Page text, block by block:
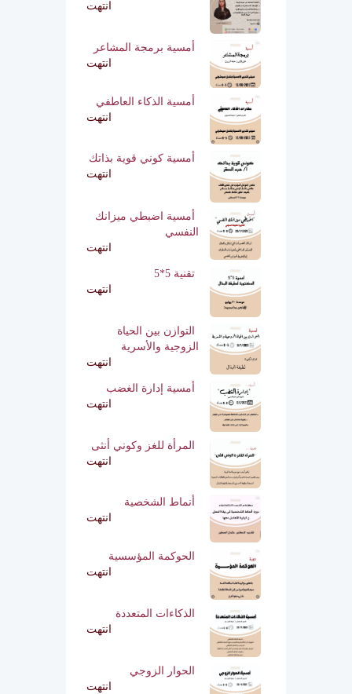
انتهت
أمسية برمجة المشاعر
انتهت
أمسية الذكاء العاطفي
انتهت
أمسية كوني قوية بذاتك
انتهت
أمسية اضبطي ميزانك
النفسي
انتهت
تقنية 5*5
انتهت
التوازن بين الحياة
الزوجية والأسرية
انتهت
أمسية إدارة الغضب
انتهت
المرأة للغز وكوني أنثى
انتهت
أنماط الشخصية
انتهت
الحوكمة المؤسسية
انتهت
الذكاءات المتعددة
انتهت
الحوار الزوجي
انتهت